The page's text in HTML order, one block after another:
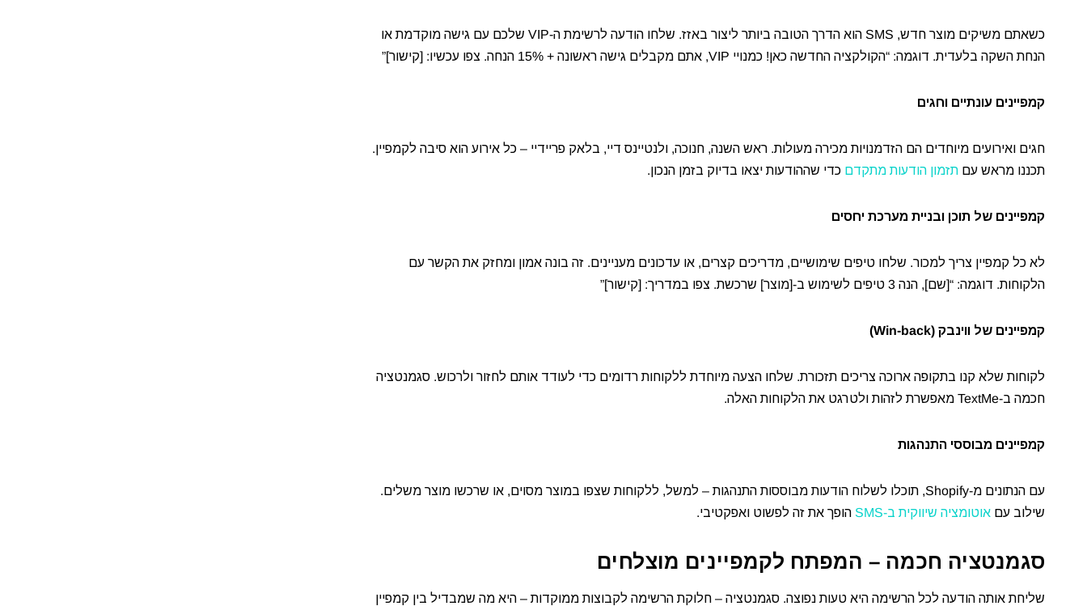
כשאתם משיקים מוצר חדש, SMS הוא הדרך הטובה ביותר ליצור באזז. שלחו הודעה לרשימת ה-VIP שלכם עם גישה מוקדמת או
הנחת השקה בלעדית. דוגמה: “הקולקציה החדשה כאן! כמנויי VIP, אתם מקבלים גישה ראשונה + 15% הנחה. צפו עכשיו: [קישור]”
קמפיינים עונתיים וחגים
חגים ואירועים מיוחדים הם הזדמנויות מכירה מעולות. ראש השנה, חנוכה, ולנטיינס דיי, בלאק פריידיי – כל אירוע הוא סיבה לקמפיין.
תכננו מראש עם תזמון הודעות מתקדם כדי שההודעות יצאו בדיוק בזמן הנכון.
קמפיינים של תוכן ובניית מערכת יחסים
לא כל קמפיין צריך למכור. שלחו טיפים שימושיים, מדריכים קצרים, או עדכונים מעניינים. זה בונה אמון ומחזק את הקשר עם
הלקוחות. דוגמה: “[שם], הנה 3 טיפים לשימוש ב-[מוצר] שרכשת. צפו במדריך: [קישור]”
קמפיינים של ווינבק (Win-back)
לקוחות שלא קנו בתקופה ארוכה צריכים תזכורת. שלחו הצעה מיוחדת ללקוחות רדומים כדי לעודד אותם לחזור ולרכוש. סגמנטציה
חכמה ב-TextMe מאפשרת לזהות ולטרגט את הלקוחות האלה.
קמפיינים מבוססי התנהגות
עם הנתונים מ-Shopify, תוכלו לשלוח הודעות מבוססות התנהגות – למשל, ללקוחות שצפו במוצר מסוים, או שרכשו מוצר משלים.
שילוב עם אוטומציה שיווקית ב-SMS הופך את זה לפשוט ואפקטיבי.
סגמנטציה חכמה – המפתח לקמפיינים מוצלחים
שליחת אותה הודעה לכל הרשימה היא טעות נפוצה. סגמנטציה – חלוקת הרשימה לקבוצות ממוקדות – היא מה שמבדיל בין קמפיין